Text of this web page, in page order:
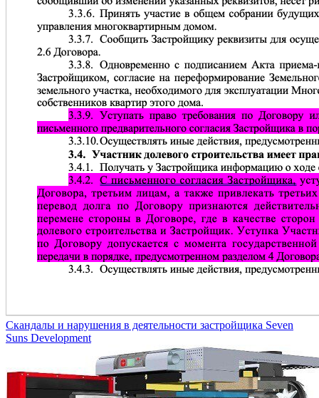
Скандалы и нарушения в деятельности застройщика Seven
Suns Development